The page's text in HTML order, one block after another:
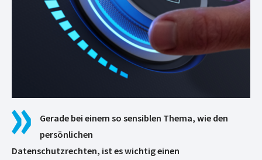
Gerade bei einem so sensiblen Thema, wie den
persönlichen
Datenschutzrechten, ist es wichtig einen